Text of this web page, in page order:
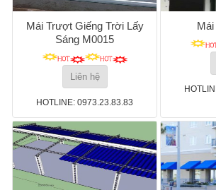
Mái Trượt Giếng Trời Lấy
Sáng M0015
Liên hệ
HOTLINE: 0973.23.83.83